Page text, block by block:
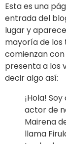
Esta es una
entrada del
lugar y
mayoría de los
comienzan con
presenta a los
decir algo así:
¡Hola!
actor de
Mairena
llama